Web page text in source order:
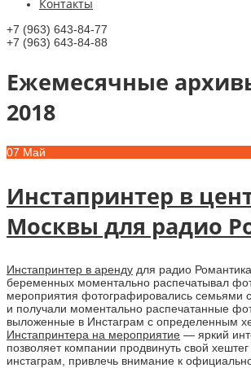
Контакты
+7 (963) 643-84-77
+7 (963) 643-84-88
Ежемесячные
2018
07 Май
Инстапринтер в
Москвы для радио
Инстапринтер в аренду для радио
беременных моментально распечатывал
мероприятия фотографировались семьями
и получали моментально распечатанные
выложенные в Инстаграм с определенным
Инстапринтера на мероприятие — яркий
позволяет компании продвинуть свой
инстаграм, привлечь внимание к